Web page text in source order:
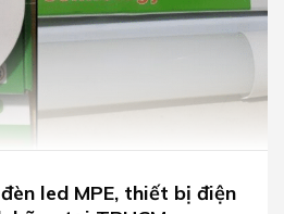
led MPE, thiết bị điện